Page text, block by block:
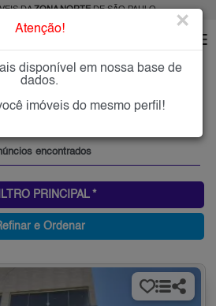
DAZONA NORTEDE SÃO PAULO
JARDIM MARACANÃ
encontrados
PRINCIPAL *
e Ordenar
Atenção! ×
disponível em nossa base de
dados.
imóveis do mesmo perfil!